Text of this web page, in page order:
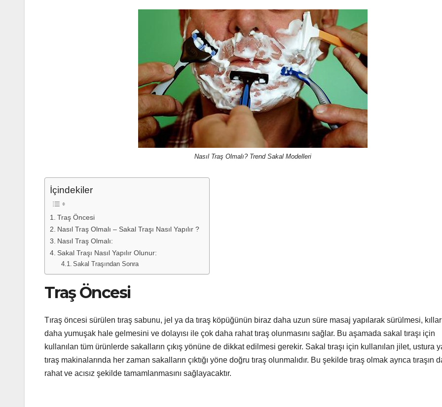
Nasıl Traş Olmalı? Trend Sakal Modelleri
İçindekiler
Traş Öncesi
Nasıl Traş Olmalı – Sakal Traşı Nasıl Yapılır ?
Nasıl Traş Olmalı:
Sakal Traşı Nasıl Yapılır Olunur:
Sakal Traşından Sonra
Traş Öncesi
Tıraş öncesi sürülen tıraş sabunu, jel ya da tıraş köpüğünün biraz daha uzun süre masaj yapılarak sürülmesi,
daha yumuşak hale gelmesini ve dolayısı ile çok daha rahat tıraş olunmasını sağlar. Bu aşamada sakal tıraşı için
kullanılan tüm ürünlerde sakalların çıkış yönüne de dikkat edilmesi gerekir. Sakal tıraşı için kullanılan jilet, ustura
tıraş makinalarında her zaman sakalların çıktığı yöne doğru tıraş olunmalıdır. Bu şekilde tıraş olmak ayrıca tıraşın
rahat ve acısız şekilde tamamlanmasını sağlayacaktır.